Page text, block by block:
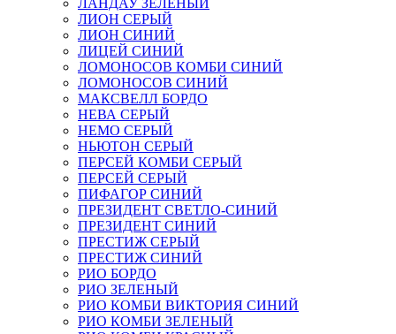
ЛАНДАУ ЗЕЛЕНЫЙ
ЛИОН СЕРЫЙ
ЛИОН СИНИЙ
ЛИЦЕЙ СИНИЙ
ЛОМОНОСОВ КОМБИ СИНИЙ
ЛОМОНОСОВ СИНИЙ
МАКСВЕЛЛ БОРДО
НЕВА СЕРЫЙ
НЕМО СЕРЫЙ
НЬЮТОН СЕРЫЙ
ПЕРСЕЙ КОМБИ СЕРЫЙ
ПЕРСЕЙ СЕРЫЙ
ПИФАГОР СИНИЙ
ПРЕЗИДЕНТ СВЕТЛО-СИНИЙ
ПРЕЗИДЕНТ СИНИЙ
ПРЕСТИЖ СЕРЫЙ
ПРЕСТИЖ СИНИЙ
РИО БОРДО
РИО ЗЕЛЕНЫЙ
РИО КОМБИ ВИКТОРИЯ СИНИЙ
РИО КОМБИ ЗЕЛЕНЫЙ